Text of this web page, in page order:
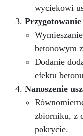
wyciekowi
Przygotowanie
betonowym
Dodanie
efektu
Nanoszenie
zbiorniku, z
pokrycie.